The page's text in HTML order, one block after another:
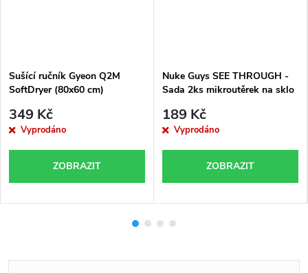
Sušící ručník Gyeon Q2M
SoftDryer (80x60 cm)
349 Kč
Vyprodáno
ZOBRAZIT
Nuke Guys SEE THROUGH -
Sada 2ks mikroutěrek na sklo
189 Kč
Vyprodáno
ZOBRAZIT